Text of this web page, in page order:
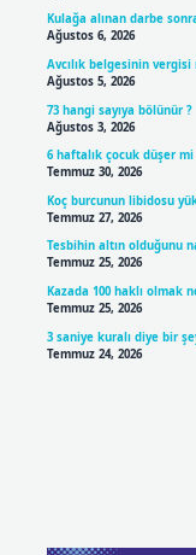
Kulağa alınan darbe
Ağustos 6, 2026
Avcılık belgesinin vergisi
Ağustos 5, 2026
73 hangi sayıya bölünür ?
Ağustos 3, 2026
6 haftalık çocuk düşer mi
Temmuz 30, 2026
Koç burcunun libidosu
Temmuz 27, 2026
Tesbihin altın olduğunu
Temmuz 25, 2026
Kazada 100 haklı olmak
Temmuz 25, 2026
3 saniye kuralı diye bir
Temmuz 24, 2026